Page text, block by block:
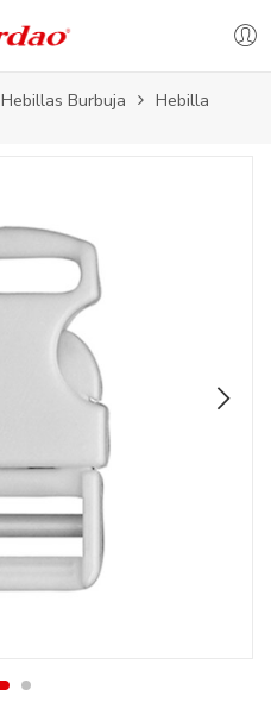
Hebillas Burbuja
Hebilla